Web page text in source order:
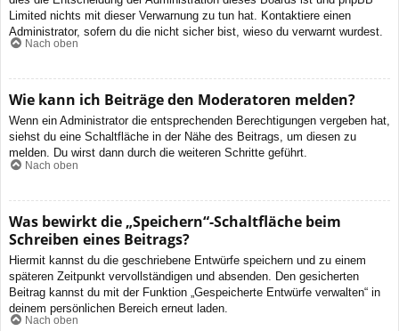
Limited nichts mit dieser Verwarnung zu tun hat. Kontaktiere einen
Administrator, sofern du die nicht sicher bist, wieso du verwarnt wurdest.
Nach oben
Wie kann ich Beiträge den Moderatoren melden?
Wenn ein Administrator die entsprechenden Berechtigungen vergeben hat,
siehst du eine Schaltfläche in der Nähe des Beitrags, um diesen zu
melden. Du wirst dann durch die weiteren Schritte geführt.
Nach oben
Was bewirkt die „Speichern“-Schaltfläche beim
Schreiben eines Beitrags?
Hiermit kannst du die geschriebene Entwürfe speichern und zu einem
späteren Zeitpunkt vervollständigen und absenden. Den gesicherten
Beitrag kannst du mit der Funktion „Gespeicherte Entwürfe verwalten“ in
deinem persönlichen Bereich erneut laden.
Nach oben